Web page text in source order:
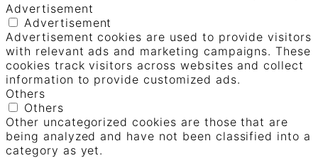
Advertisement
Advertisement
Advertisement cookies are used to provide visitors
with relevant ads and marketing campaigns. These
cookies track visitors across websites and collect
information to provide customized ads.
Others
Others
Other uncategorized cookies are those that are
being analyzed and have not been classified into a
category as yet.